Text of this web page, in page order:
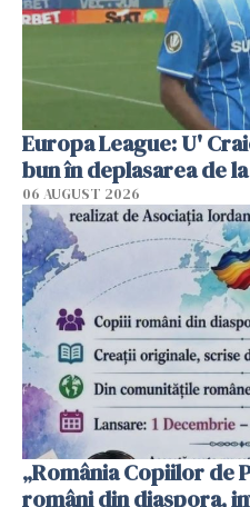
Europa League: U'
bun în deplasarea de
06 AUGUST 2026
„România Copiilor de
români din diaspora,